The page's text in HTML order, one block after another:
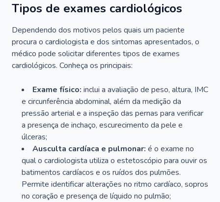
Tipos de exames cardiológicos
Dependendo dos motivos pelos quais um paciente
procura o cardiologista e dos sintomas apresentados, o
médico pode solicitar diferentes tipos de exames
cardiológicos. Conheça os principais:
Exame físico: inclui a avaliação de peso, altura, IMC
e circunferência abdominal, além da medição da
pressão arterial e a inspeção das pernas para verificar
a presença de inchaço, escurecimento da pele e
úlceras;
Ausculta cardíaca e pulmonar: é o exame no
qual o cardiologista utiliza o estetoscópio para ouvir os
batimentos cardíacos e os ruídos dos pulmões.
Permite identificar alterações no ritmo cardíaco, sopros
no coração e presença de líquido no pulmão;